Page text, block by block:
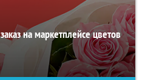
на маркетплейсе цветов